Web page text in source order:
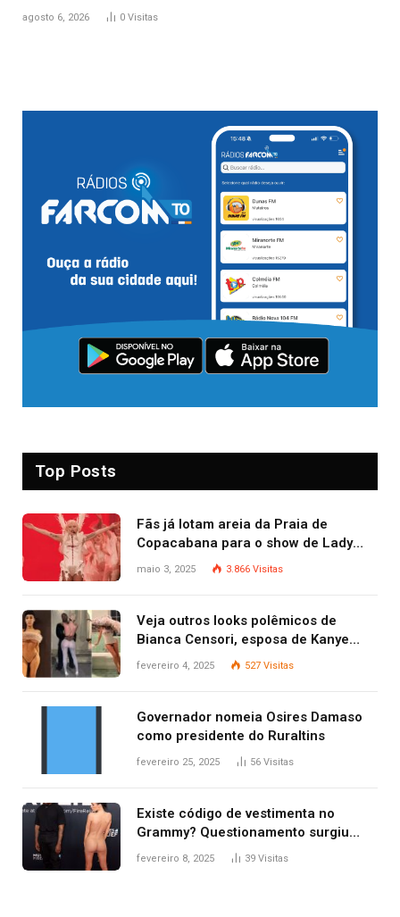
agosto 6, 2026 0 Visitas
Top Posts
Fãs já lotam areia da Praia de
Copacabana para o show de Lady
Gaga
maio 3, 2025 3.866 Visitas
Veja outros looks polêmicos de
Bianca Censori, esposa de Kanye
West que apareceu nua no Grammy
fevereiro 4, 2025 527 Visitas
Governador nomeia Osires Damaso
como presidente do Ruraltins
fevereiro 25, 2025 56 Visitas
Existe código de vestimenta no
Grammy? Questionamento surgiu
após Bianca Censori, mulher de
fevereiro 8, 2025 39 Visitas